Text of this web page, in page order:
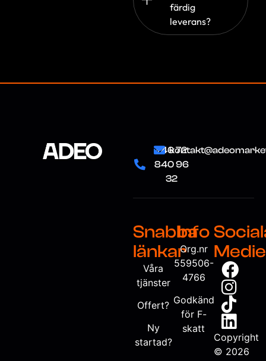
färdig
leverans?
+46 72
840 96
32
Snabba
länkar
Våra
tjänster
Offert?
Ny
startad?
Info
Org.nr
559506-
4766
Godkänd
för F-
skatt
Copyright
© 2026